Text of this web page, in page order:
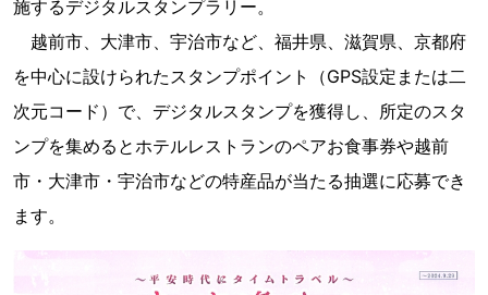
施するデジタルスタンプラリー。
越前市、大津市、宇治市など、福井県、滋賀県、京都府
を中心に設けられたスタンプポイント（GPS設定または二
次元コード）で、デジタルスタンプを獲得し、所定のスタ
ンプを集めるとホテルレストランのペアお食事券や越前
市・大津市・宇治市などの特産品が当たる抽選に応募でき
ます。